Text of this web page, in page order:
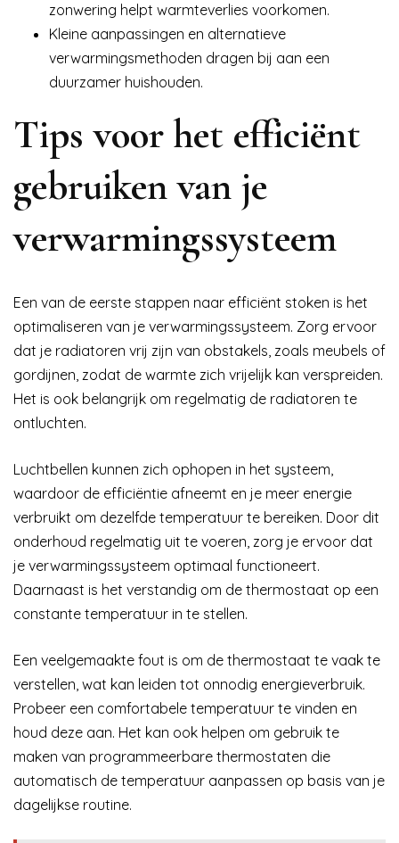
zonwering helpt warmteverlies voorkomen.
Kleine aanpassingen en alternatieve
verwarmingsmethoden dragen bij aan een
duurzamer huishouden.
Tips voor het efficiënt
gebruiken van je
verwarmingssysteem
Een van de eerste stappen naar efficiënt stoken is het
optimaliseren van je verwarmingssysteem. Zorg ervoor
dat je radiatoren vrij zijn van obstakels, zoals meubels of
gordijnen, zodat de warmte zich vrijelijk kan verspreiden.
Het is ook belangrijk om regelmatig de radiatoren te
ontluchten.
Luchtbellen kunnen zich ophopen in het systeem,
waardoor de efficiëntie afneemt en je meer energie
verbruikt om dezelfde temperatuur te bereiken. Door dit
onderhoud regelmatig uit te voeren, zorg je ervoor dat
je verwarmingssysteem optimaal functioneert.
Daarnaast is het verstandig om de thermostaat op een
constante temperatuur in te stellen.
Een veelgemaakte fout is om de thermostaat te vaak te
verstellen, wat kan leiden tot onnodig energieverbruik.
Probeer een comfortabele temperatuur te vinden en
houd deze aan. Het kan ook helpen om gebruik te
maken van programmeerbare thermostaten die
automatisch de temperatuur aanpassen op basis van je
dagelijkse routine.